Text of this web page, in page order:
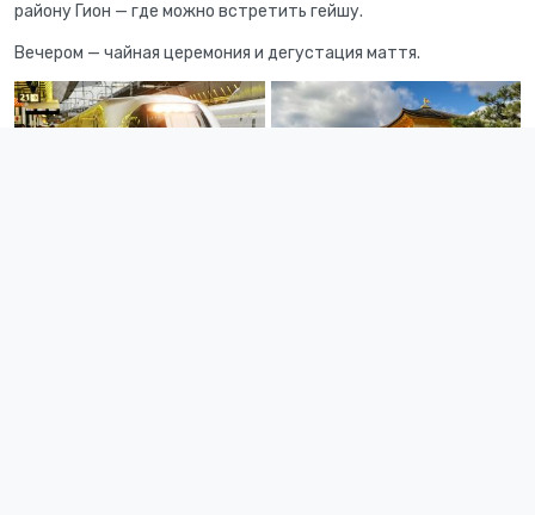
району Гион — где можно встретить гейшу.
Вечером — чайная церемония и дегустация маття.